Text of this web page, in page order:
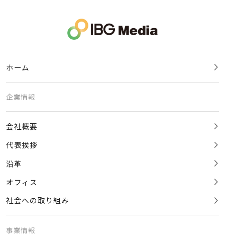
ホーム
企業情報
会社概要
代表挨拶
沿革
オフィス
社会への取り組み
事業情報